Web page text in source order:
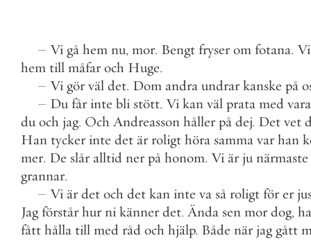
– Vi gå hem nu, mor. Bengt fryser om fotana. Vi
hem till måfar och Huge.
– Vi gör väl det. Dom andra undrar kanske på
– Du får inte bli stött. Vi kan väl prata med
du och jag. Och Andreasson håller på dej. Det vet
Han tycker inte det är roligt höra samma var han
mer. De slår alltid ner på honom. Vi är ju närmaste
grannar.
– Vi är det och det kan inte va så roligt för er
Jag förstår hur ni känner det. Ända sen mor dog,
fått hålla till med råd och hjälp. Både när jag gått